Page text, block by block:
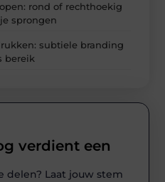
rond of rechthoekig
sprongen
subtiele branding
bereik
verdient een
delen? Laat jouw stem